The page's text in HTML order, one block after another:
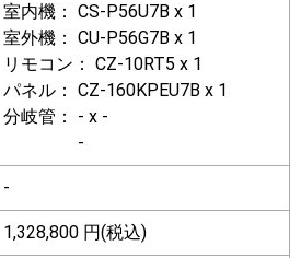
室内機： CS-P56U7B x 1
室外機： CU-P56G7B x 1
リモコン： CZ-10RT5 x 1
パネル： CZ-160KPEU7B x 1
分岐管： - x -
-
-
1,328,800 円(税込)